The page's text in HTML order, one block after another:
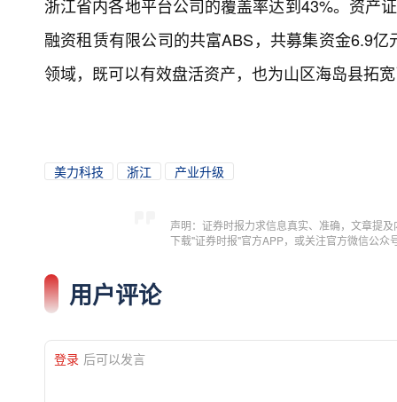
浙江省内各地平台公司的覆盖率达到43%。资产
融资租赁有限公司的共富ABS，共募集资金6.9
领域，既可以有效盘活资产，也为山区海岛县拓
美力科技 浙江 产业升级
声明：证券时报力求信息真实、准确，文章提
下载"证券时报"官方APP，或关注官方微信公
用户评论
登录 后可以发言